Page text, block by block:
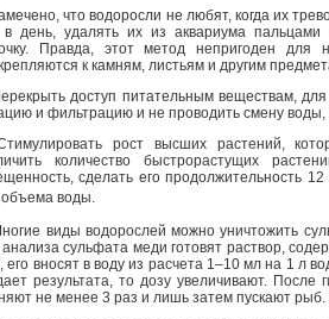
что водоросли не любят, когда их
в день, удалять их из аквариума
Правда, этот метод непригоден для
к камням, листьям и другим
доступ питательным веществам,
и фильтрацию и не проводить смену воды,
рост высших растений,
количество быстрорастущих
сделать его продолжительность
объема воды.
виды водорослей можно уничтожить
сульфата меди готовят раствор,
его вносят в воду из расчета 1–10 мл на 1 л
результата, то дозу увеличивают. После
не менее 3 раз и лишь затем пускают рыб.